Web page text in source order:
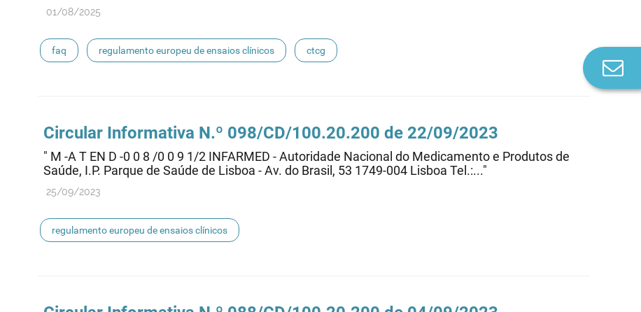
01/08/2025
faq regulamento europeu de ensaios clínicos ctcg
Circular Informativa N.º 098/CD/100.20.200 de 22/09/2023
" M -A T EN D -0 0 8 /0 0 9 1/2 INFARMED - Autoridade Nacional do Medicamento e Produtos de
Saúde, I.P. Parque de Saúde de Lisboa - Av. do Brasil, 53 1749-004 Lisboa Tel.:..."
25/09/2023
regulamento europeu de ensaios clínicos